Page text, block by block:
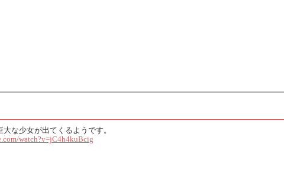
な少女が出てくるようです。
watch?v=jC4h4kuBcig